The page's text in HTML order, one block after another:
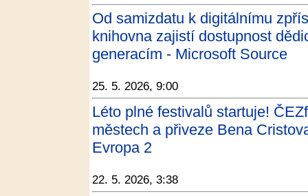
Od samizdatu k digitálnímu
knihovna zajistí dostupnost
generacím - Microsoft Source
25. 5. 2026, 9:00
Léto plné festivalů startuje!
městech a přiveze Bena
Evropa 2
22. 5. 2026, 3:38